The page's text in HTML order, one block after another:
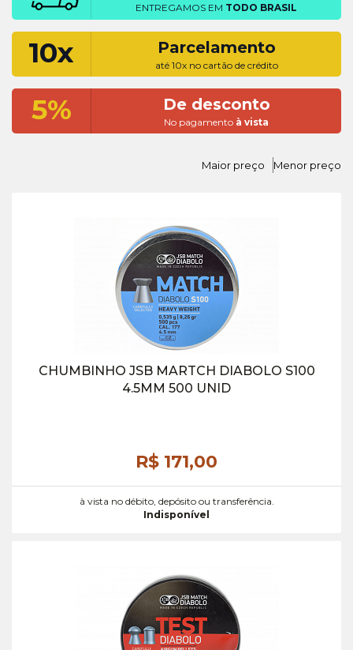
ENTREGAMOS EM TODO BRASIL
10x Parcelamento
até 10x no cartão de crédito
5% De desconto
No pagamento à vista
Maior preço Menor preço
CHUMBINHO JSB MARTCH DIABOLO S100
4.5MM 500 UNID
R$ 171,00
à vista no débito, depósito ou transferência.
Indisponível